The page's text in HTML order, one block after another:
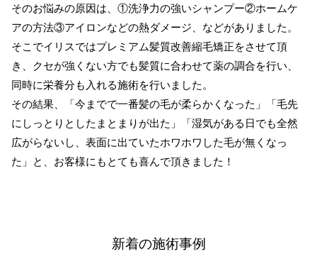
そのお悩みの原因は、①洗浄力の強いシャンプー②ホームケ
アの方法③アイロンなどの熱ダメージ、などがありました。
そこでイリスではプレミアム髪質改善縮毛矯正をさせて頂
き、クセが強くない方でも髪質に合わせて薬の調合を行い、
同時に栄養分も入れる施術を行いました。
その結果、「今までで一番髪の毛が柔らかくなった」「毛先
にしっとりとしたまとまりが出た」「湿気がある日でも全然
広がらないし、表面に出ていたホワホワした毛が無くなっ
た」と、お客様にもとても喜んで頂きました！
新着の施術事例